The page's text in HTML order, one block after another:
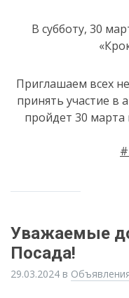
В субботу, 30
Приглашаем всех
принять участие в
пройдет 30
Уважаемые
Посада!
29.03.2024 в